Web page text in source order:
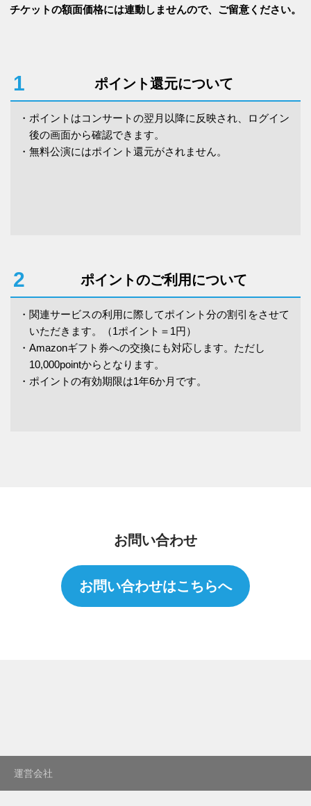
チケットの額⾯価格には連動しませんので、ご留意ください。
1 ポイント還元について
・ ポイントはコンサートの翌月以降に反映され、ログイン
後の画面から確認できます。
・ 無料公演にはポイント還元がされません。
2 ポイントのご利用について
・ 関連サービスの利用に際してポイント分の割引をさせて
いただきます。（1ポイント＝1円）
・ Amazonギフト券への交換にも対応します。ただし
10,000pointからとなります。
・ ポイントの有効期限は1年6か月です。
お問い合わせ
お問い合わせはこちらへ
運営会社